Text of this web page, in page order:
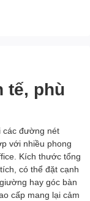
tế, phù
các đường nét
với nhiều phong
Kích thước tổng
có thể đặt cạnh
hay góc bàn
cấp mang lại cảm